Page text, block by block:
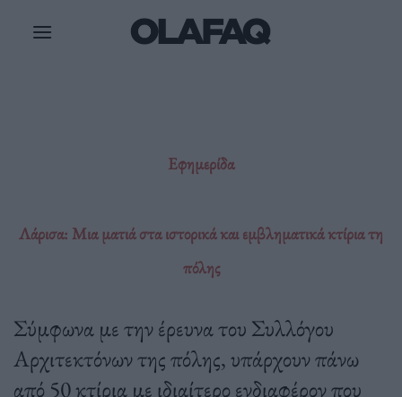
Εφημερίδα
Λάρισα: Μια ματιά στα ιστορικά και εμβληματικά κτίρια τη
πόλης
Σύμφωνα με την έρευνα του Συλλόγου
Αρχιτεκτόνων της πόλης, υπάρχουν πάνω
από 50 κτίρια με ιδιαίτερο ενδιαφέρον που